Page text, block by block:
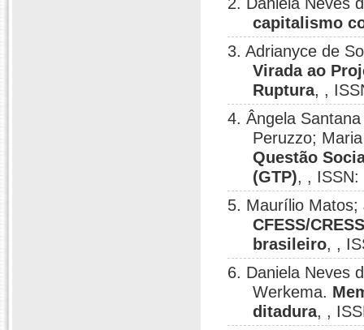
capitalismo
3. Adrianyce de
Virada ao
Ruptura, ,
4. Ângela
Peruzzo;
Questão
(GTP), , ISSN:
5. Maurílio
CFESS/
brasileiro, ,
6. Daniela Neves
Werkema.
ditadura, ,